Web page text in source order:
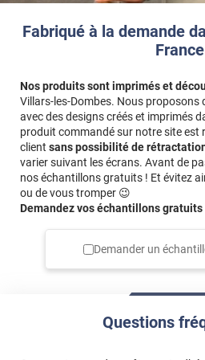
Fabriqué à la demande
France
Nos produits sont imprimés et
Villars-les-Dombes. Nous proposons
avec des designs créés et imprimés
produit commandé sur notre site est
client sans possibilité de
varier suivant les écrans. Avant de
nos échantillons gratuits ! Et évitez
ou de vous tromper 😉
Demandez vos échantillons gratuits
Demander un
Questions